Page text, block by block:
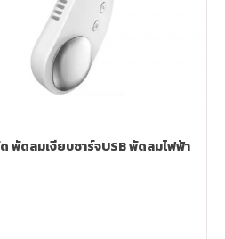
พัดลมเงียบชาร์จUSB พัดลมไฟฟ้า